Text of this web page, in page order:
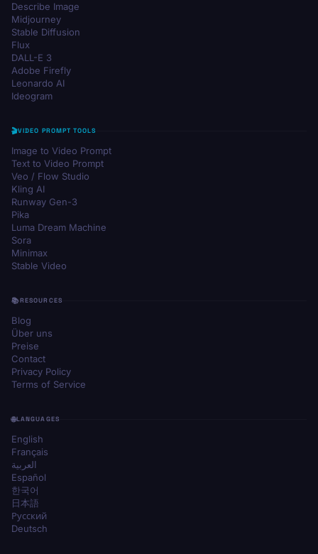
Describe Image
Midjourney
Stable Diffusion
Flux
DALL-E 3
Adobe Firefly
Leonardo AI
Ideogram
VIDEO PROMPT TOOLS
Image to Video Prompt
Text to Video Prompt
Veo / Flow Studio
Kling AI
Runway Gen-3
Pika
Luma Dream Machine
Sora
Minimax
Stable Video
RESOURCES
Blog
Über uns
Preise
Contact
Privacy Policy
Terms of Service
LANGUAGES
English
Français
العربية
Español
한국어
日本語
Русский
Deutsch